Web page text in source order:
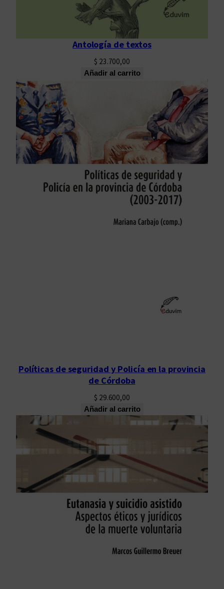
Antología de textos
$ 23.700,00
Añadir al carrito
Políticas de seguridad y Policía en la provincia
de Córdoba
$ 29.600,00
Añadir al carrito